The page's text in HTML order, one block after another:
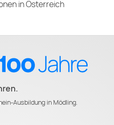
in Österreich
Ausbildung in Mödling.